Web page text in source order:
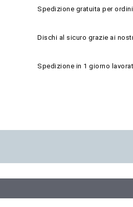
Spedizione gratuita per
Dischi al sicuro grazie ai
Spedizione in 1 giorno